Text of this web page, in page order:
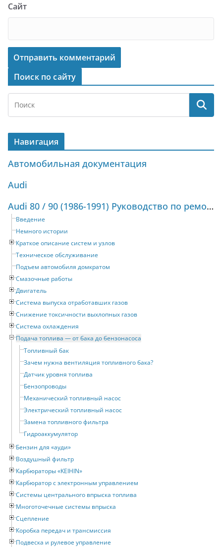
Сайт
Поиск по сайту
Навигация
Автомобильная документация
Audi
Audi 80 / 90 (1986-1991) Руководство по ремонту и техническому обслуживанию
Введение
Немного истории
Краткое описание систем и узлов
Техническое обслуживание
Подъем автомобиля домкратом
Смазочные работы
Двигатель
Система выпуска отработавших газов
Снижение токсичности выхлопных газов
Система охлаждения
Подача топлива — от бака до бензонасоса
Топливный бак
Зачем нужна вентиляция топливного бака?
Датчик уровня топлива
Бензопроводы
Механический топливный насос
Электрический топливный насос
Замена топливного фильтра
Гидроаккумулятор
Бензин для «ауди»
Воздушный фильтр
Карбюраторы «KEIHIN»
Карбюратор с электронным управлением
Системы центрального впрыска топлива
Многоточечные системы впрыска
Сцепление
Коробка передач и трансмиссия
Подвеска и рулевое управление